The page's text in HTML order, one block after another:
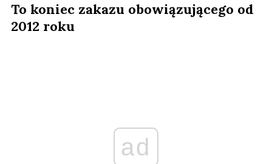
To koniec zakazu obowiązującego od
2012 roku
ad